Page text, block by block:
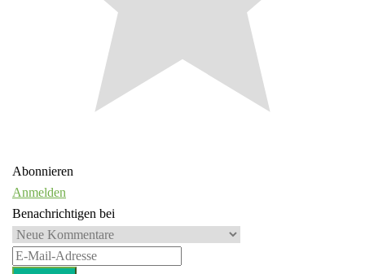
Abonnieren
Anmelden
Benachrichtigen bei